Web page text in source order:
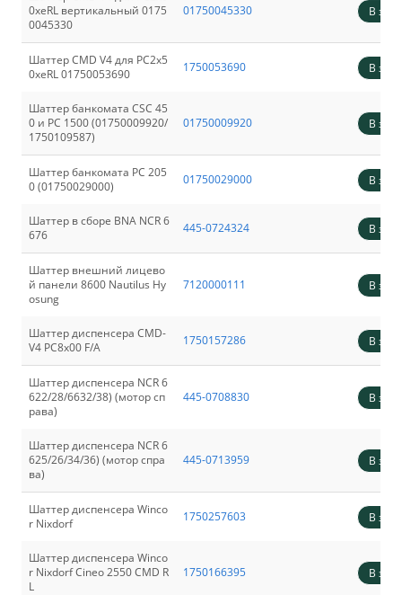
0xeRL вертикальный 0175
0045330
01750045330 В
Шаттер CMD V4 для РС2x5
0хеRL 01750053690
1750053690 В
Шаттер банкомата CSC 45
0 и PC 1500 (01750009920/
1750109587)
01750009920 В
Шаттер банкомата PC 205
0 (01750029000)
01750029000 В
Шаттер в сборе BNA NCR 6
676
445-0724324 В
Шаттер внешний лицево
й панели 8600 Nautilus Hy
osung
7120000111 В
Шаттер диспенсера CMD-
V4 PC8x00 F/A
1750157286 В
Шаттер диспенсера NCR 6
622/28/6632/38) (мотор сп
рава)
445-0708830 В
Шаттер диспенсера NCR 6
625/26/34/36) (мотор спра
ва)
445-0713959 В
Шаттер диспенсера Winco
r Nixdorf
1750257603 В
Шаттер диспенсера Winco
r Nixdorf Cineo 2550 CMD R
L
1750166395 В